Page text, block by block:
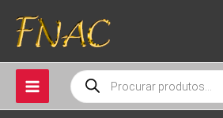
para
conteúdo
Pesquisar
produtos